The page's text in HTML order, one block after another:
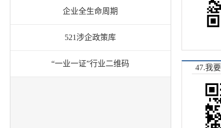
企业全生命周期
521涉企政策库
“一业一证”行业二维码 47.我